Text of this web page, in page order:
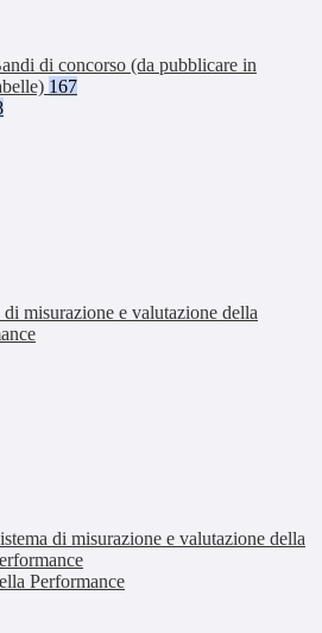
di concorso (da pubblicare in
167
di misurazione e valutazione della
di misurazione e valutazione della
Performance